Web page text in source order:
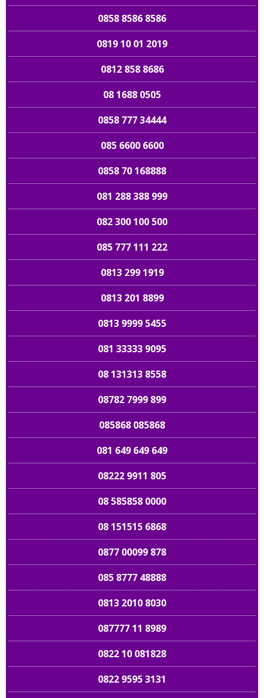
0858 8586 8586
0819 10 01 2019
0812 858 8686
08 1688 0505
0858 777 34444
085 6600 6600
0858 70 168888
081 288 388 999
082 300 100 500
085 777 111 222
0813 299 1919
0813 201 8899
0813 9999 5455
081 33333 9095
08 131313 8558
08782 7999 899
085868 085868
081 649 649 649
08222 9911 805
08 585858 0000
08 151515 6868
0877 00099 878
085 8777 48888
0813 2010 8030
087777 11 8989
0822 10 081828
0822 9595 3131